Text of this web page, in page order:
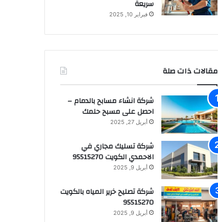
سريعة
فبراير 10, 2025
مقالات ذات صلة
شركة انشاء مسابح بالدمام –
احصل على مسبح حلمك
أبريل 27, 2025
شركة تسليك مجاري في
الاحمدي الكويت 95515270
أبريل 9, 2025
شركة تصليح خرير المياه بالكويت
95515270
أبريل 9, 2025